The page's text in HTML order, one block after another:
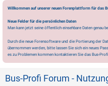
Willkommen auf unserer neuen Forenplattform für das
Neue Felder für die persönlichen Daten
Man kann jetzt seine öffentlich einsehbare Daten genau
Durch die neue Forensoftware und die Portierung der
übernommen werden, bitte lassen Sie sich ein neues
es zu Problemen kommen kontaktieren Sie das Bus-
Bus-Profi Forum -